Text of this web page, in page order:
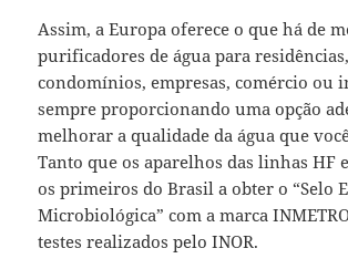
Assim, a Europa oferece o que há de
purificadores de água para residências,
condomínios, empresas, comércio ou
sempre proporcionando uma opção
melhorar a qualidade da água que
Tanto que os aparelhos das linhas HF
os primeiros do Brasil a obter o “Selo
Microbiológica” com a marca
testes realizados pelo INOR.